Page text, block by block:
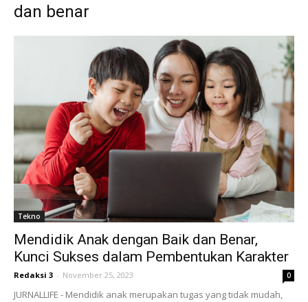
dan benar
Tekno
Mendidik Anak dengan Baik dan Benar,
Kunci Sukses dalam Pembentukan Karakter
Redaksi 3 - November 25, 2023 0
JURNALLIFE - Mendidik anak merupakan tugas yang tidak mudah,